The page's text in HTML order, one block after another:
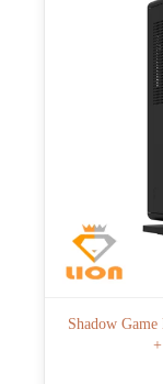
Shadow